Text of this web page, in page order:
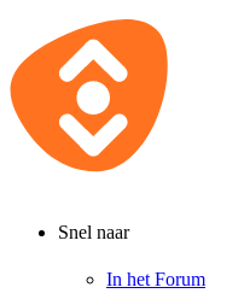
Snel naar
In het Forum